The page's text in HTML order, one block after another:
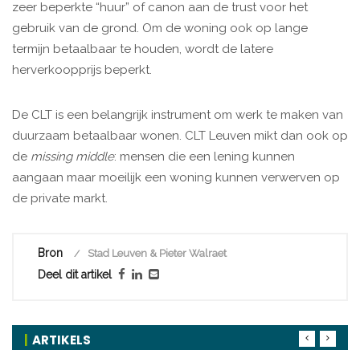
zeer beperkte “huur” of canon aan de trust voor het
gebruik van de grond. Om de woning ook op lange
termijn betaalbaar te houden, wordt de latere
herverkoopprijs beperkt.
De CLT is een belangrijk instrument om werk te maken van
duurzaam betaalbaar wonen. CLT Leuven mikt dan ook op
de missing middle: mensen die een lening kunnen
aangaan maar moeilijk een woning kunnen verwerven op
de private markt.
Bron Stad Leuven & Pieter Walraet
Deel dit artikel
ARTIKELS